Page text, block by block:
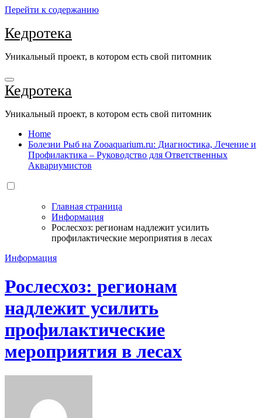
Перейти к содержанию
Кедротека
Уникальный проект, в котором есть свой питомник
Кедротека
Уникальный проект, в котором есть свой питомник
Home
Болезни Рыб на Zooaquarium.ru: Диагностика, Лечение и
Профилактика – Руководство для Ответственных
Аквариумистов
Главная страница
Информация
Рослесхоз: регионам надлежит усилить
профилактические мероприятия в лесах
Информация
Рослесхоз: регионам
надлежит усилить
профилактические
мероприятия в лесах